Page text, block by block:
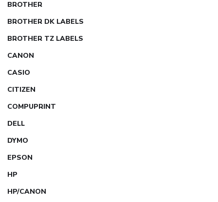
BROTHER
BROTHER DK LABELS
BROTHER TZ LABELS
CANON
CASIO
CITIZEN
COMPUPRINT
DELL
DYMO
EPSON
HP
HP/CANON